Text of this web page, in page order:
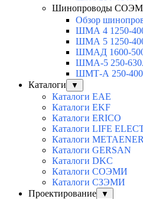
Шинопроводы
Обзор
ШМА 4 1250-
ШМА 5 1250-
ШМАД 1600-
ШМА-5 250-
ШМТ-А 250-
Каталоги
▼
Каталоги EAE
Каталоги EKF
Каталоги ERICO
Каталоги LIFE
Каталоги
Каталоги GERSAN
Каталоги DKC
Каталоги СОЭМИ
Каталоги СЗЭМИ
Проектирование
▼